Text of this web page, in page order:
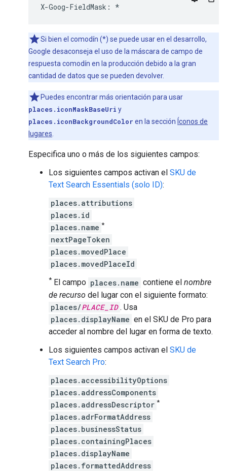
X-Goog-FieldMask : *
Si bien el comodín (*) se puede usar en el desarrollo,
Google desaconseja el uso de la máscara de campo de
respuesta comodín en la producción debido a la gran
cantidad de datos que se pueden devolver.
Puedes encontrar más orientación para usar
places.iconMaskBaseUri y
places.iconBackgroundColor en la sección Íconos de
lugares
Especifica uno o más de los siguientes campos:
Los siguientes campos activan el SKU de
Text Search Essentials (solo ID):
places.attributions
places.id
places.name *
nextPageToken
places.movedPlace
places.movedPlaceId
* El campo places.name contiene el nombre
de recurso del lugar con el siguiente formato:
places/PLACE_ID . Usa
places.displayName en el SKU de Pro para
acceder al nombre del lugar en forma de texto.
Los siguientes campos activan el SKU de
Text Search Pro:
places.accessibilityOptions
places.addressComponents
places.addressDescriptor *
places.adrFormatAddress
places.businessStatus
places.containingPlaces
places.displayName
places.formattedAddress